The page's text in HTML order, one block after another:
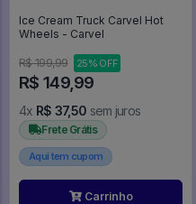
Ice Cream Truck Carvel Hot
Wheels - Carvel
R$ 199,99 25% OFF
R$ 149,99
4x R$ 37,50 sem juros
Frete Grátis
Aqui tem cupom
Carrinho